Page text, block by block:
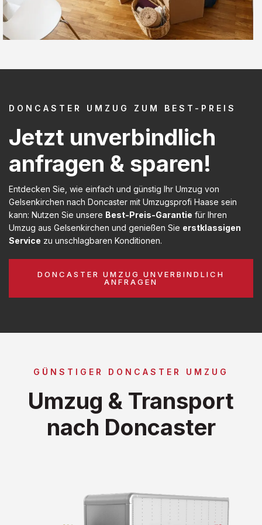
DONCASTER UMZUG ZUM BEST-PREIS
Jetzt unverbindlich
anfragen & sparen!
Entdecken Sie, wie einfach und günstig Ihr Umzug von
Gelsenkirchen nach Doncaster mit Umzugsprofi Haase sein
kann: Nutzen Sie unsere Best-Preis-Garantie für Ihren
Umzug aus Gelsenkirchen und genießen Sie erstklassigen
Service zu unschlagbaren Konditionen.
DONCASTER UMZUG UNVERBINDLICH
ANFRAGEN
GÜNSTIGER DONCASTER UMZUG
Umzug & Transport
nach Doncaster